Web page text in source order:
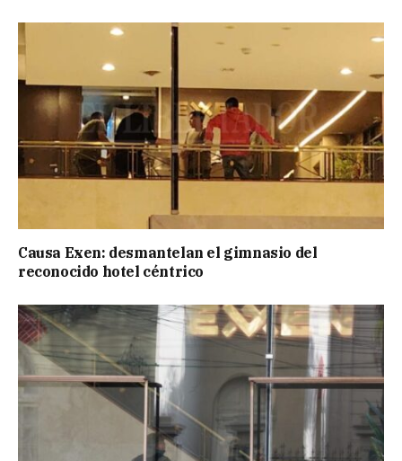
Causa Exen: desmantelan el gimnasio del
reconocido hotel céntrico